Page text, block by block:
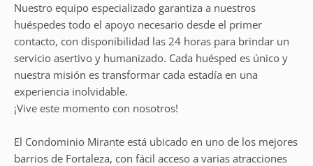
Nuestro equipo especializado garantiza a nuestros
huéspedes todo el apoyo necesario desde el primer
contacto, con disponibilidad las 24 horas para brindar un
servicio asertivo y humanizado. Cada huésped es único y
nuestra misión es transformar cada estadía en una
experiencia inolvidable.
¡Vive este momento con nosotros!
El Condominio Mirante está ubicado en uno de los mejores
barrios de Fortaleza, con fácil acceso a varias atracciones